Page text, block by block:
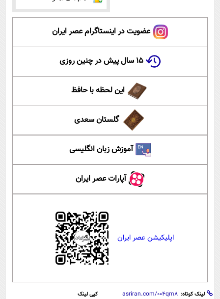
عضویت در اینستاگرام عصر ایران
۱۵ سال پیش در چنین روزی
این لحظه با حافظ
گلستان سعدی
آموزش زبان انگلیسی
آپارات عصر ایران
اپلیکیشن عصر ایران
لینک کوتاه: کپی لینک